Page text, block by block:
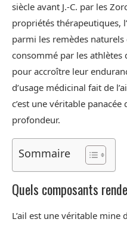
siècle avant J.-C. par les
propriétés thérapeutiques,
parmi les remèdes
consommé par les
pour accroître leur
d’usage médicinal fait de
c’est une véritable
profondeur.
Sommaire
Quels composants
L’ail est une véritable